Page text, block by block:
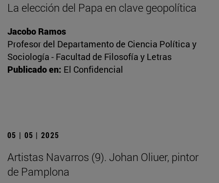
La elección del Papa en clave geopolítica
Jacobo Ramos
Profesor del Departamento de Ciencia Política y
Sociología - Facultad de Filosofía y Letras
Publicado en: El Confidencial
05 | 05 | 2025
Artistas Navarros (9). Johan Oliuer, pintor
de Pamplona